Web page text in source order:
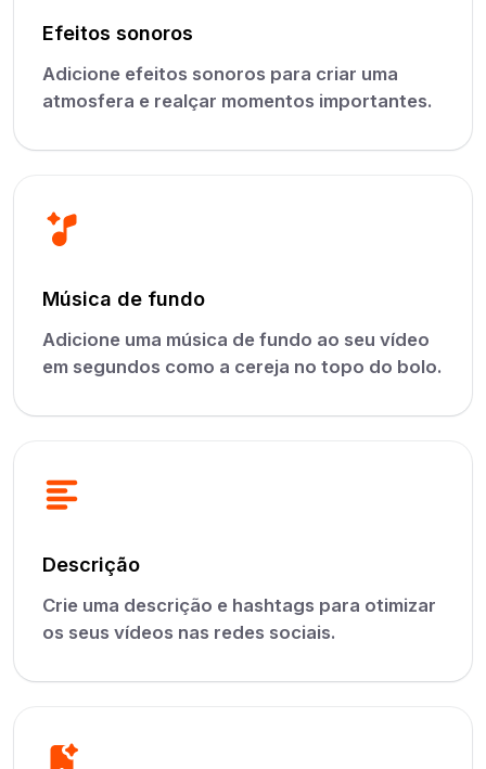
Efeitos sonoros
Adicione efeitos sonoros para criar uma
atmosfera e realçar momentos importantes.
Música de fundo
Adicione uma música de fundo ao seu vídeo
em segundos como a cereja no topo do bolo.
Descrição
Crie uma descrição e hashtags para otimizar
os seus vídeos nas redes sociais.